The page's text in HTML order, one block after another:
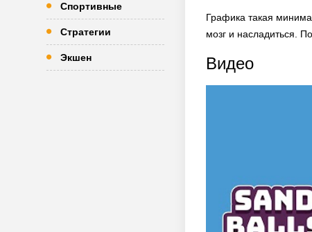
Спортивные
Стратегии
Экшен
Графика такая
мозг и насладиться.
Видео